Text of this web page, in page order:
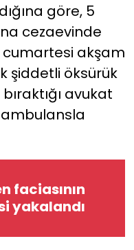
göre, 5
cezaevinde
cumartesi akşam
şiddetli öksürük
avukat
faciasının
yakalandı